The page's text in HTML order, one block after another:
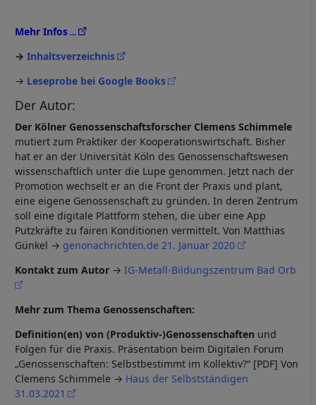
Mehr Infos
Inhaltsverzeichnis
→ Leseprobe bei Google Books
Der Autor:
Der Kölner Genossenschaftsforscher Clemens Schimmele
mutiert zum Praktiker der Kooperationswirtschaft. Bisher
hat er an der Universität Köln des Genossenschaftswesen
wissenschaftlich unter die Lupe genommen. Jetzt nach der
Promotion wechselt er an die Front der Praxis und plant,
eine eigene Genossenschaft zu gründen. In deren Zentrum
soll eine digitale Plattform stehen, die über eine App
Putzkräfte zu fairen Konditionen vermittelt. Von Matthias
Günkel → genonachrichten.de 21. Januar 2020
Kontakt zum Autor → IG-Metall-Bildungszentrum Bad Orb
Mehr zum Thema Genossenschaften:
Definition(en) von (Produktiv-)Genossenschaften und
Folgen für die Praxis. Präsentation beim Digitalen Forum
„Genossenschaften: Selbstbestimmt im Kollektiv?“ [PDF] Von
Clemens Schimmele → Haus der Selbstständigen
31.03.2021